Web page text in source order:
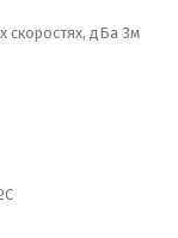
скоростях, дБа 3м